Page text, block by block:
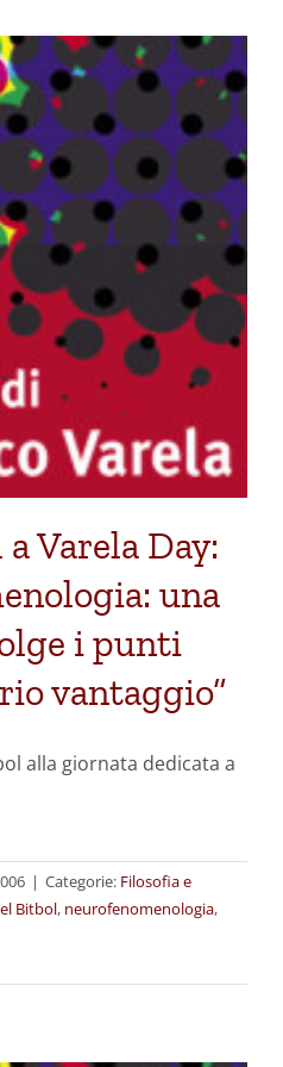
Varela Day:
una
i punti
vantaggio”
alla giornata dedicata a
| Categorie: Filosofia e
Bitbol, neurofenomenologia,